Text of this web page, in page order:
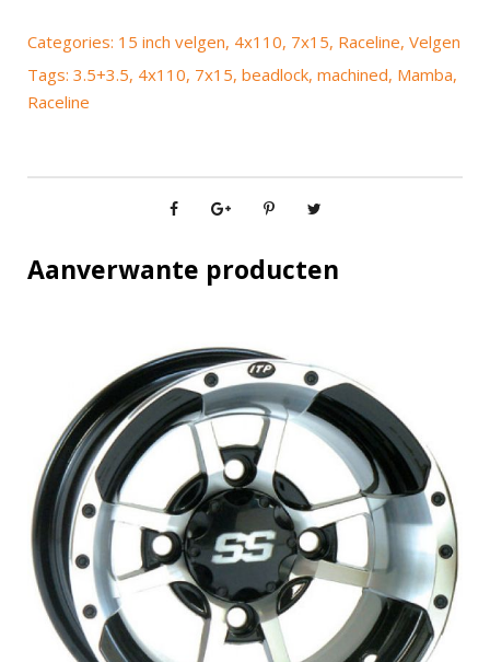
Categories: 15 inch velgen, 4x110, 7x15, Raceline, Velgen
Tags: 3.5+3.5, 4x110, 7x15, beadlock, machined, Mamba,
Raceline
Aanverwante producten